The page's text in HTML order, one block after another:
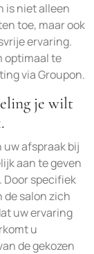
is niet alleen
toe, maar ook
ervaring.
optimaal te
via Groupon.
je wilt
uw afspraak bij
aan te geven
specifiek
de salon zich
uw ervaring
u
de gekozen